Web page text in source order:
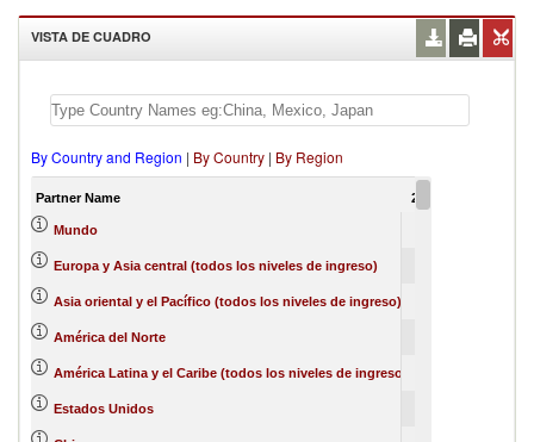
VISTA DE CUADRO
By Country and Region | By Country | By Region
Partner Name 2012
Mundo
Europa y Asia central (todos los niveles de ingreso)
Asia oriental y el Pacífico (todos los niveles de ingreso)
América del Norte
América Latina y el Caribe (todos los niveles de ingreso)
Estados Unidos